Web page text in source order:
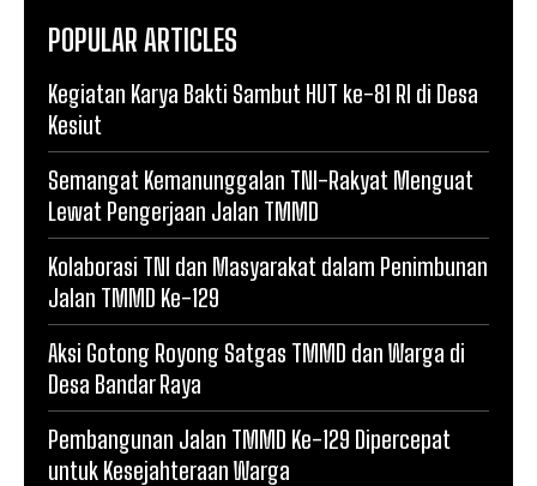
POPULAR ARTICLES
Kegiatan Karya Bakti Sambut HUT ke-81 RI di Desa
Kesiut
Semangat Kemanunggalan TNI-Rakyat Menguat
Lewat Pengerjaan Jalan TMMD
Kolaborasi TNI dan Masyarakat dalam Penimbunan
Jalan TMMD Ke-129
Aksi Gotong Royong Satgas TMMD dan Warga di
Desa Bandar Raya
Pembangunan Jalan TMMD Ke-129 Dipercepat
untuk Kesejahteraan Warga